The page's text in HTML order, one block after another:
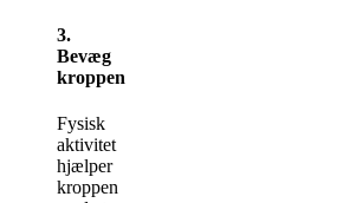
3.
Bevæg
kroppen
Fysisk
aktivitet
hjælper
kroppen